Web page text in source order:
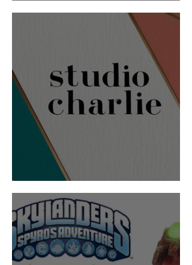
JCBS Fotografie
studio charlie